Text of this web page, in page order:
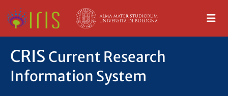
CRIS Current Research
Information System